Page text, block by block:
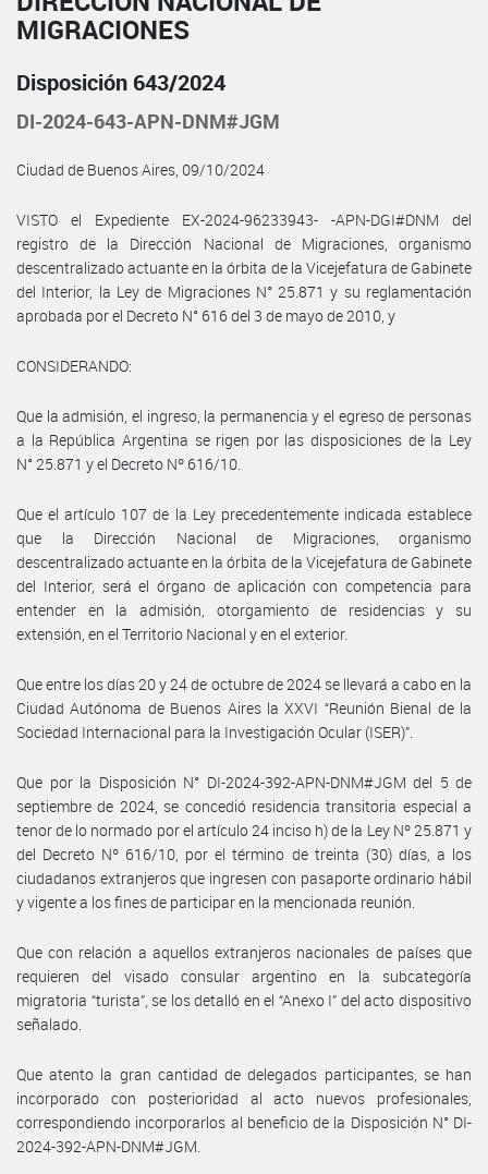
MIGRACIONES
Disposición 643/2024
DI-2024-643-APN-DNM#JGM
Ciudad de Buenos Aires, 09/10/2024
VISTO el Expediente EX-2024-96233943- -APN-DGI#DNM del
registro de la Dirección Nacional de Migraciones, organismo
descentralizado actuante en la órbita de la Vicejefatura de Gabinete
del Interior, la Ley de Migraciones N° 25.871 y su reglamentación
aprobada por el Decreto N° 616 del 3 de mayo de 2010, y
CONSIDERANDO:
Que la admisión, el ingreso, la permanencia y el egreso de personas
a la República Argentina se rigen por las disposiciones de la Ley
N° 25.871 y el Decreto Nº 616/10.
Que el artículo 107 de la Ley precedentemente indicada establece
que la Dirección Nacional de Migraciones, organismo
descentralizado actuante en la órbita de la Vicejefatura de Gabinete
del Interior, será el órgano de aplicación con competencia para
entender en la admisión, otorgamiento de residencias y su
extensión, en el Territorio Nacional y en el exterior.
Que entre los días 20 y 24 de octubre de 2024 se llevará a cabo en la
Ciudad Autónoma de Buenos Aires la XXVI “Reunión Bienal de la
Sociedad Internacional para la Investigación Ocular (ISER)”.
Que por la Disposición N° DI-2024-392-APN-DNM#JGM del 5 de
septiembre de 2024, se concedió residencia transitoria especial a
tenor de lo normado por el artículo 24 inciso h) de la Ley Nº 25.871 y
del Decreto Nº 616/10, por el término de treinta (30) días, a los
ciudadanos extranjeros que ingresen con pasaporte ordinario hábil
y vigente a los fines de participar en la mencionada reunión.
Que con relación a aquellos extranjeros nacionales de países que
requieren del visado consular argentino en la subcategoría
migratoria “turista”, se los detalló en el “Anexo I” del acto dispositivo
señalado.
Que atento la gran cantidad de delegados participantes, se han
incorporado con posterioridad al acto nuevos profesionales,
correspondiendo incorporarlos al beneficio de la Disposición N° DI-
2024-392-APN-DNM#JGM.